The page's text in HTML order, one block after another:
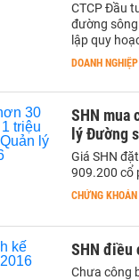
CTCP Đầu
đường
lập quy
DOANH NGHIỆP
SHN mua
lý Đường
Giá SHN
909.200 cổ
CHỨNG KHOÁN
SHN điều
Chưa công